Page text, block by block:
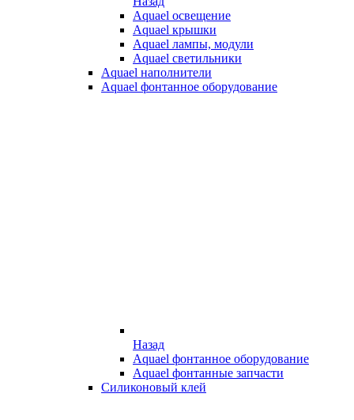
Aquael освещение
Aquael крышки
Aquael лампы, модули
Aquael светильники
Aquael наполнители
Aquael фонтанное оборудование
Назад
Aquael фонтанное оборудование
Aquael фонтанные запчасти
Силиконовый клей